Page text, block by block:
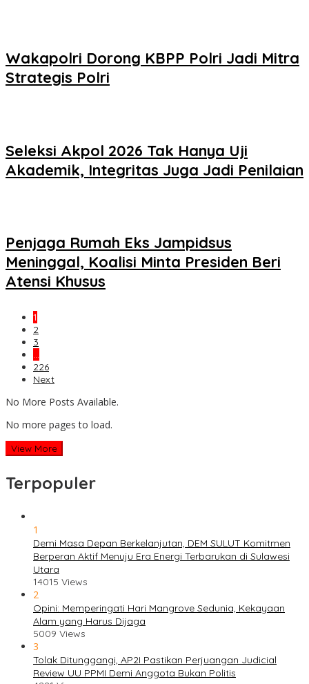
Wakapolri Dorong KBPP Polri Jadi Mitra
Strategis Polri
Seleksi Akpol 2026 Tak Hanya Uji
Akademik, Integritas Juga Jadi Penilaian
Penjaga Rumah Eks Jampidsus
Meninggal, Koalisi Minta Presiden Beri
Atensi Khusus
1
2
3
…
226
Next
No More Posts Available.
No more pages to load.
View More
Terpopuler
1
Demi Masa Depan Berkelanjutan, DEM SULUT Komitmen
Berperan Aktif Menuju Era Energi Terbarukan di Sulawesi
Utara
14015 Views
2
Opini: Memperingati Hari Mangrove Sedunia, Kekayaan
Alam yang Harus Dijaga
5009 Views
3
Tolak Ditunggangi, AP2I Pastikan Perjuangan Judicial
Review UU PPMI Demi Anggota Bukan Politis